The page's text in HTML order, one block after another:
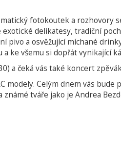
fotokoutek a rozhovory
delikatesy, tradiční
a osvěžující míchané
ke všemu si dopřát vynikající
a čeká vás také koncert
modely. Celým dnem vás
tváře jako je Andrea